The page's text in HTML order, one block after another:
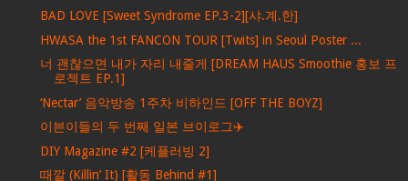
BAD LOVE [Sweet Syndrome EP.3-2][샤.계.한]
HWASA the 1st FANCON TOUR [Twits] in Seoul Poster ...
너 괜찮으면 내가 자리 내줄게 [DREAM HAUS Smoothie 홍보 프
로젝트 EP.1]
‘Nectar’ 음악방송 1주차 비하인드 [OFF THE BOYZ]
이븐이들의 두 번째 일본 브이로그✈️
DIY Magazine #2 [케플러빙 2]
때깔 (Killin’ It) [활동 Behind #1]